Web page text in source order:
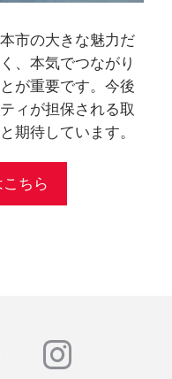
市の大きな魅力だ
、本気でつながり
が重要です。今後
ィが担保される取
期待しています。
ちら